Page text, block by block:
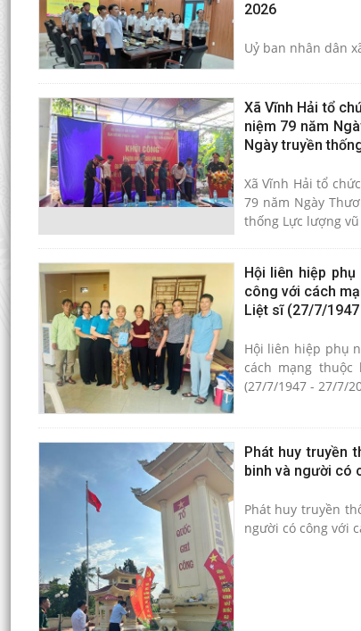
2026
Uỷ ban nhân dân
Xã Vĩnh Hải tổ
niệm 79 năm
Ngày truyền
Xã Vĩnh Hải tổ
79 năm Ngày
thống Lực lượng
Hội liên hiệp
công với cách
Liệt sĩ (27/7/
Hội liên hiệp phụ
cách mạng
(27/7/1947 - 27/7/
Phát huy truyền
binh và người có
Phát huy truyền
người có công với